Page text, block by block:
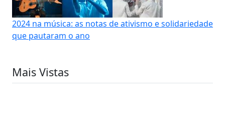
2024 na música: as notas de ativismo e solidariedade
que pautaram o ano
Mais Vistas